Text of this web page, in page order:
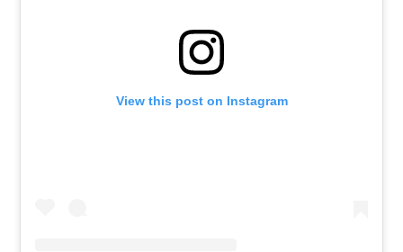
View this post on Instagram